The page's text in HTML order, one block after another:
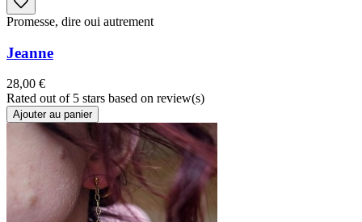
Promesse, dire oui autrement
Jeanne
28,00 €
Rated out of 5 stars based on review(s)
Ajouter au panier